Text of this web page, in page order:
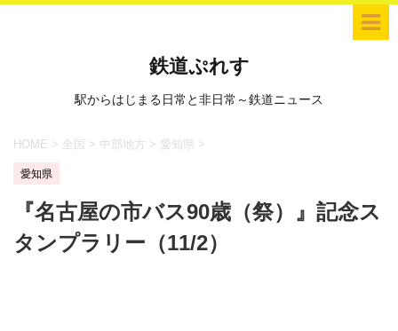
鉄道ぷれす
駅からはじまる日常と非日常～鉄道ニュース
HOME > 全国 > 中部地方 > 愛知県 >
愛知県
『名古屋の市バス90歳（祭）』記念ス
タンプラリー（11/2）